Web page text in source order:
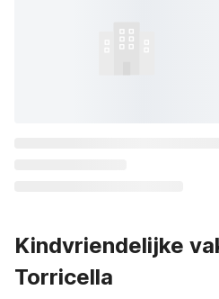
Kindvriendelijke
Torricella